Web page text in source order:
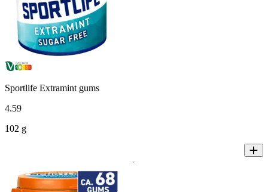
Sportlife Extramint gums
4.59
102 g